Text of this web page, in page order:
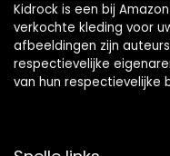
Kidrock is een bij
verkochte kleding voor
afbeeldingen zijn
respectievelijke
van hun respectievelijke